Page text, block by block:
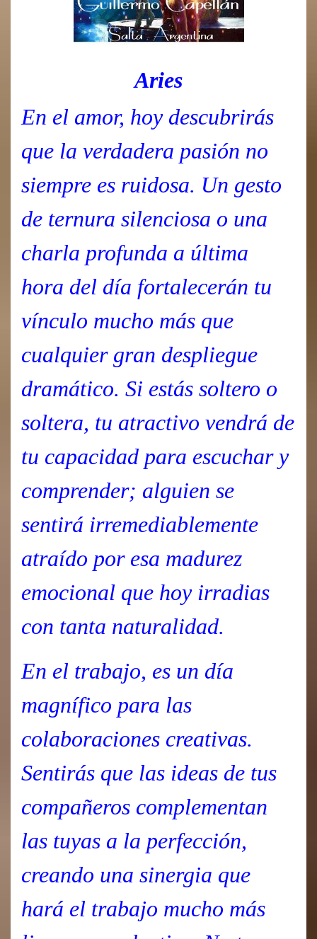
Aries
En el amor, hoy descubrirás
que la verdadera pasión no
siempre es ruidosa. Un gesto
de ternura silenciosa o una
charla profunda a última
hora del día fortalecerán tu
vínculo mucho más que
cualquier gran despliegue
dramático. Si estás soltero o
soltera, tu atractivo vendrá de
tu capacidad para escuchar y
comprender; alguien se
sentirá irremediablemente
atraído por esa madurez
emocional que hoy irradias
con tanta naturalidad.
En el trabajo, es un día
magnífico para las
colaboraciones creativas.
Sentirás que las ideas de tus
compañeros complementan
las tuyas a la perfección,
creando una sinergia que
hará el trabajo mucho más